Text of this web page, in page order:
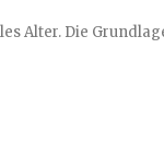
Alter. Die